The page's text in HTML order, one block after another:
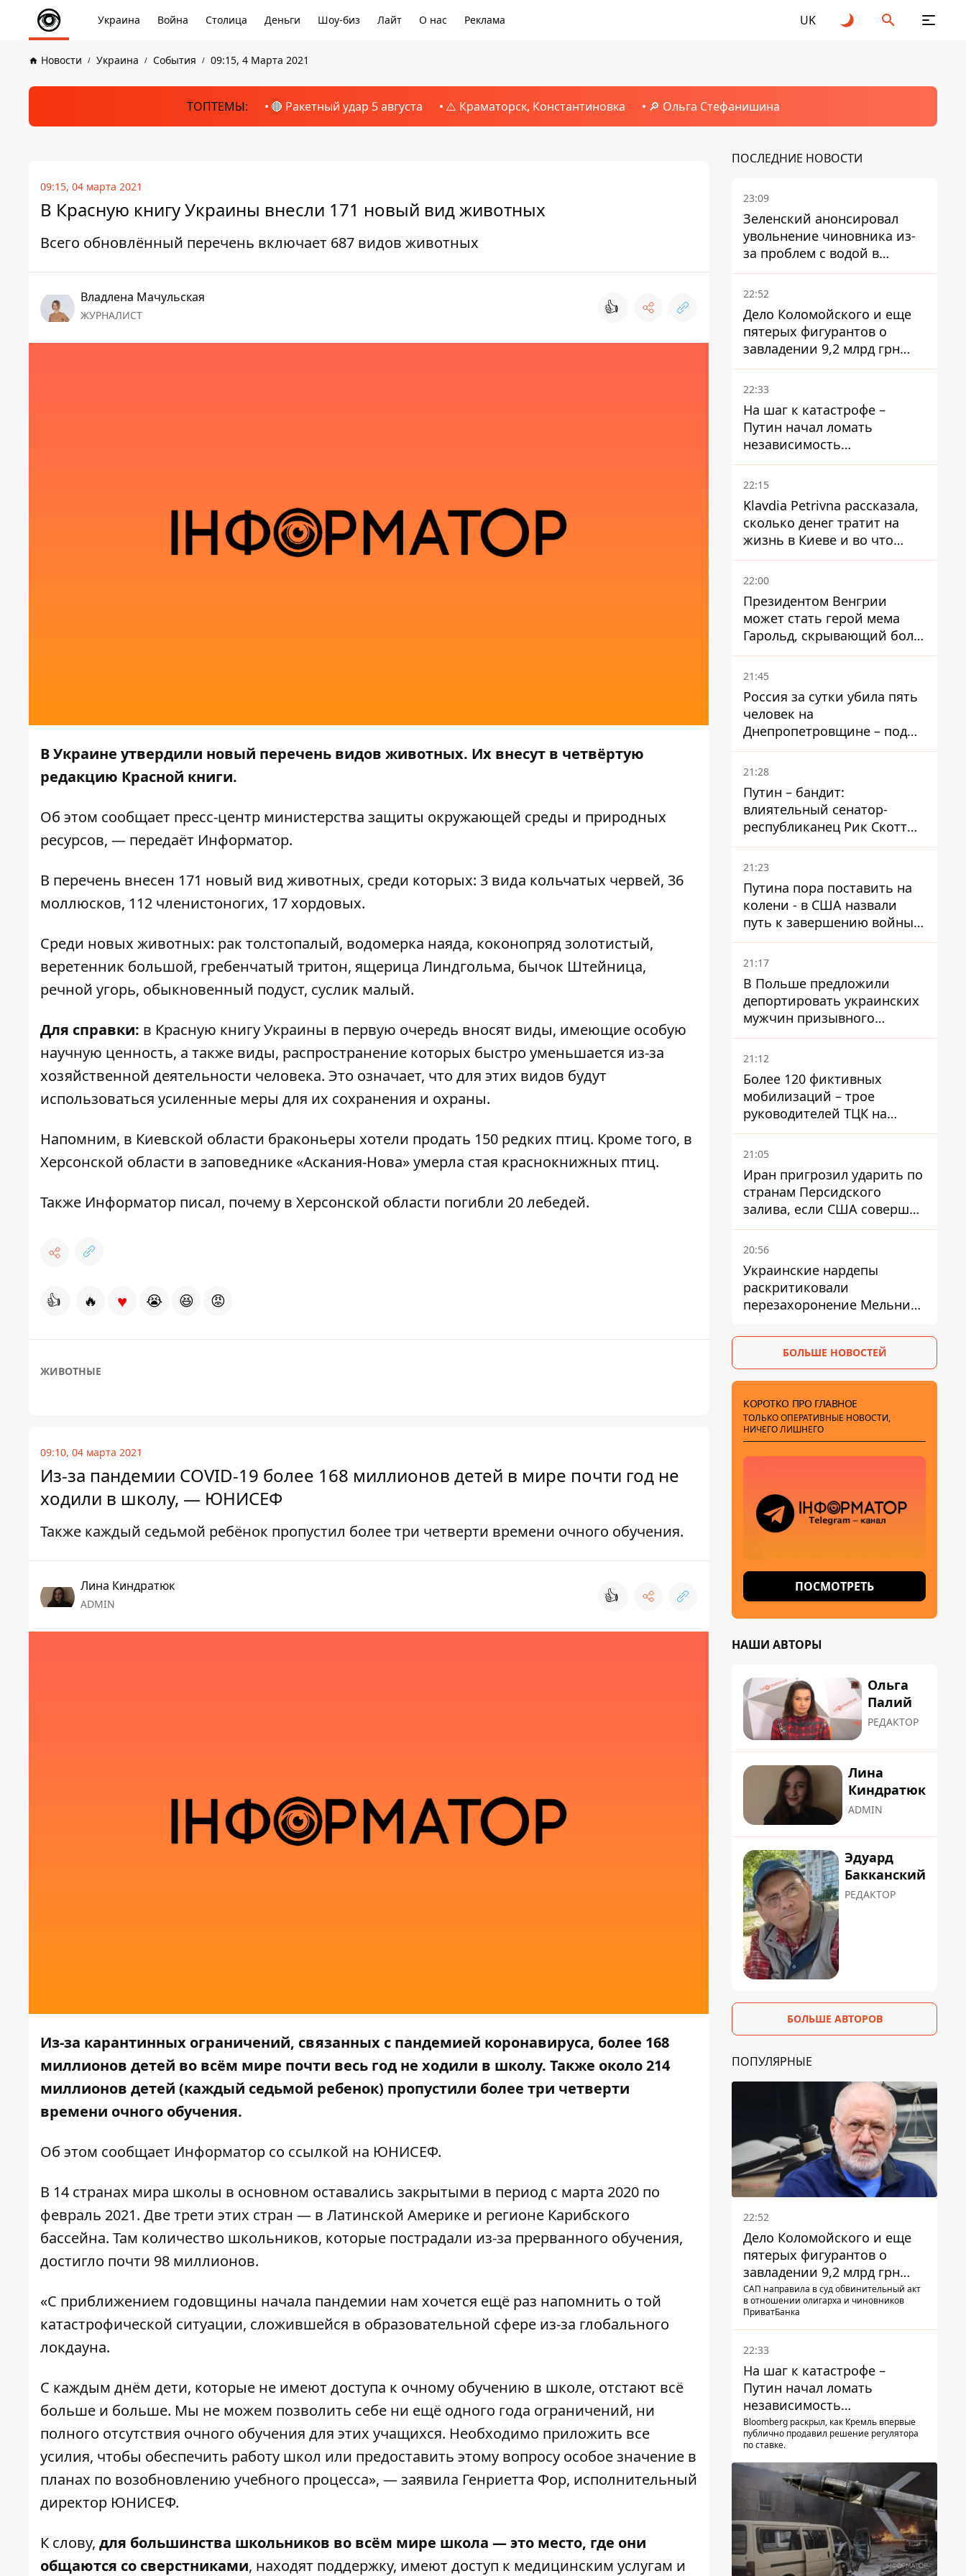
Украина Война Столица Деньги Шоу-биз Лайт О нас Реклама UK
Новости Украина События 09:15, 4 Марта 2021
ТОПТЕМЫ: 🔴 Ракетный удар 5 августа ⚠️ Краматорск, Константиновка 🔎 Ольга Стефанишина
09:15, 04 марта 2021
В Красную книгу Украины внесли 171 новый вид животных
Всего обновлённый перечень включает 687 видов животных
Владлена Мачульская
ЖУРНАЛИСТ 👍
В Украине утвердили новый перечень видов животных. Их внесут в четвёртую
редакцию Красной книги.
Об этом сообщает пресс-центр министерства защиты окружающей среды и природных
ресурсов, — передаёт Информатор.
В перечень внесен 171 новый вид животных, среди которых: 3 вида кольчатых червей, 36
моллюсков, 112 членистоногих, 17 хордовых.
Среди новых животных: рак толстопалый, водомерка наяда, коконопряд золотистый,
веретенник большой, гребенчатый тритон, ящерица Линдгольма, бычок Штейница,
речной угорь, обыкновенный подуст, суслик малый.
Для справки: в Красную книгу Украины в первую очередь вносят виды, имеющие особую
научную ценность, а также виды, распространение которых быстро уменьшается из-за
хозяйственной деятельности человека. Это означает, что для этих видов будут
использоваться усиленные меры для их сохранения и охраны.
Напомним, в Киевской области браконьеры хотели продать 150 редких птиц. Кроме того, в
Херсонской области в заповеднике «Аскания-Нова» умерла стая краснокнижных птиц.
Также Информатор писал, почему в Херсонской области погибли 20 лебедей.
👍 🔥 ♥ 😭 😆 😡
ЖИВОТНЫЕ
09:10, 04 марта 2021
Из-за пандемии COVID-19 более 168 миллионов детей в мире почти год не
ходили в школу, — ЮНИСЕФ
Также каждый седьмой ребёнок пропустил более три четверти времени очного обучения.
Лина Киндратюк
ADMIN 👍
Из-за карантинных ограничений, связанных с пандемией коронавируса, более 168
миллионов детей во всём мире почти весь год не ходили в школу. Также около 214
миллионов детей (каждый седьмой ребенок) пропустили более три четверти
времени очного обучения.
Об этом сообщает Информатор со ссылкой на ЮНИСЕФ.
В 14 странах мира школы в основном оставались закрытыми в период с марта 2020 по
февраль 2021. Две трети этих стран — в Латинской Америке и регионе Карибского
бассейна. Там количество школьников, которые пострадали из-за прерванного обучения,
достигло почти 98 миллионов.
«С приближением годовщины начала пандемии нам хочется ещё раз напомнить о той
катастрофической ситуации, сложившейся в образовательной сфере из-за глобального
локдауна.
С каждым днём дети, которые не имеют доступа к очному обучению в школе, отстают всё
больше и больше. Мы не можем позволить себе ни ещё одного года ограничений, ни
полного отсутствия очного обучения для этих учащихся. Необходимо приложить все
усилия, чтобы обеспечить работу школ или предоставить этому вопросу особое значение в
планах по возобновлению учебного процесса», — заявила Генриетта Фор, исполнительный
директор ЮНИСЕФ.
К слову, для большинства школьников во всём мире школа — это место, где они
общаются со сверстниками, находят поддержку, имеют доступ к медицинским услугам и
ПОСЛЕДНИЕ НОВОСТИ
23:09
Зеленский анонсировал
увольнение чиновника из-
за проблем с водой в
Марганце
22:52
Дело Коломойского и еще
пятерых фигурантов о
завладении 9,2 млрд грн
ПриватБанка направили в
суд
22:33
На шаг к катастрофе –
Путин начал ломать
независимость
собственного Центробанка,
заставив снизить базовую
ставку
22:15
Klavdia Petrivna рассказала,
сколько денег тратит на
жизнь в Киеве и во что
вкладывает миллионы
22:00
Президентом Венгрии
может стать герой мема
Гарольд, скрывающий боль
– он возглавил народное
голосование
21:45
Россия за сутки убила пять
человек на
Днепропетровщине – под
ударами оказались пять
районов области
21:28
Путин – бандит:
влиятельный сенатор-
республиканец Рик Скотт
призвал Конгресс привлечь
РФ к ответственности за
21:23
Путина пора поставить на
колени - в США назвали
путь к завершению войны -
National Security Journal
21:17
В Польше предложили
депортировать украинских
мужчин призывного
возраста - кого это может
затронуть
21:12
Более 120 фиктивных
мобилизаций – трое
руководителей ТЦК на
Волыни и Буковине
получили подозрения за
21:05
Иран пригрозил ударить по
странам Персидского
залива, если США совершат
хотя бы одну атаку - Reuters
20:56
Украинские нардепы
раскритиковали
перезахоронение Мельника
дипломатической изоляции
БОЛЬШЕ НОВОСТЕЙ
КОРОТКО ПРО ГЛАВНОЕ
ТОЛЬКО ОПЕРАТИВНЫЕ НОВОСТИ,
НИЧЕГО ЛИШНЕГО
ПОСМОТРЕТЬ
НАШИ АВТОРЫ
Ольга
Палий
РЕДАКТОР
Лина
Киндратюк
ADMIN
Эдуард
Бакканский
РЕДАКТОР
БОЛЬШЕ АВТОРОВ
ПОПУЛЯРНЫЕ
22:52
Дело Коломойского и еще
пятерых фигурантов о
завладении 9,2 млрд грн
ПриватБанка направили в
суд
САП направила в суд обвинительный акт
в отношении олигарха и чиновников
ПриватБанка
22:33
На шаг к катастрофе –
Путин начал ломать
независимость
собственного Центробанка,
заставив снизить базовую
Bloomberg раскрыл, как Кремль впервые
публично продавил решение регулятора
по ставке.